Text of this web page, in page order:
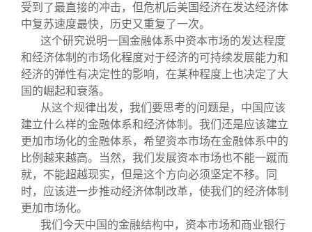
受到了最直接的冲击，但危机后美国经济在发达经济体
中复苏速度最快，历史又重复了一次。
这个研究说明一国金融体系中资本市场的发达程度
和经济体制的市场化程度对于经济的可持续发展能力和
经济的弹性有决定性的影响，在某种程度上也决定了大
国的崛起和衰落。
从这个规律出发，我们要思考的问题是，中国应该
建立什么样的金融体系和经济体制。我们还是应该建立
更加市场化的金融体系，希望资本市场在金融体系中的
比例越来越高。当然，我们发展资本市场也不能一蹴而
就，不能超越现实，但是这个方向必须坚定不移。同
时，应该进一步推动经济体制改革，使我们的经济体制
更加市场化。
我们今天中国的金融结构中，资本市场和商业银行